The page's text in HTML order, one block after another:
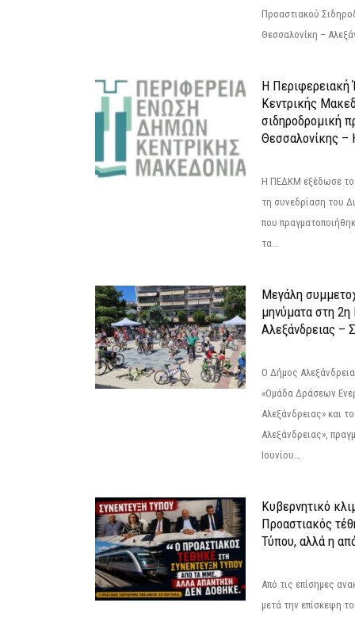
Προαστιακού
Θεσσαλονίκη –
Η
Κεντρικής
σιδηροδρομική
Θεσσαλονίκης –
Η ΠΕΔΚΜ εξέδωσε το
τη συνεδρίαση του
που
τα...
Μεγάλη
μηνύματα στη
Αλεξάνδρειας –
Ο Δήμος
«Ομάδα Δράσεων
Αλεξάνδρειας» και
Αλεξάνδρειας»,
Ιουνίου...
Κυβερνητικό
Προαστιακός
Τύπου, αλλά η
Από τις επίσημες
μετά την επίσκεψη